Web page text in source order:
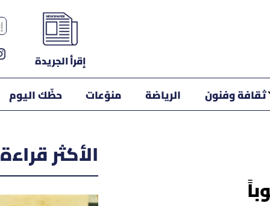
إقرأ الجريدة
ثقافة وفنون الرياضة منوّعات حظّك اليوم
الأكثر قراءة